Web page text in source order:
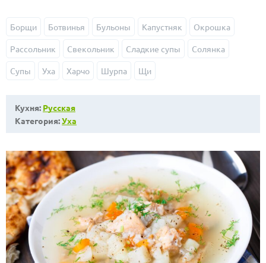
Борщи Ботвинья Бульоны Капустняк Окрошка
Рассольник Свекольник Сладкие супы Солянка
Супы Уха Харчо Шурпа Щи
Кухня: Русская
Категория:Уха